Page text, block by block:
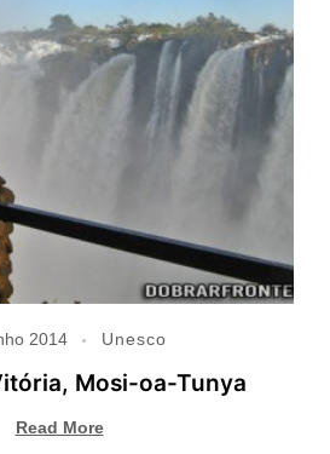
2014 Unesco
Mosi-oa-Tunya
Read More